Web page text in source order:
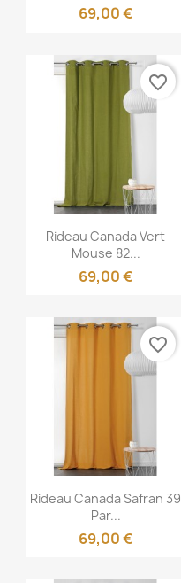
69,00 €
Aperçu rapide
Rideau Canada Vert
Mouse 82...
69,00 €
favorite_border
Aperçu rapide
Rideau Canada Safran 39
Par...
69,00 €
favorite_border